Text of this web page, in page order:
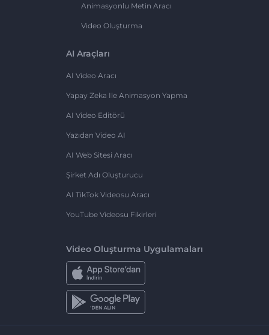
Animasyonlu Metin Aracı
Video Oluşturma
AI Araçları
AI Video Aracı
Yapay Zeka Ile Animasyon Yapma
AI Video Editörü
Yazıdan Video AI
AI Web Sitesi Aracı
Şirket Adı Oluşturucu
AI TikTok Videosu Aracı
YouTube Videosu Fikirleri
Video Oluşturma Uygulamaları